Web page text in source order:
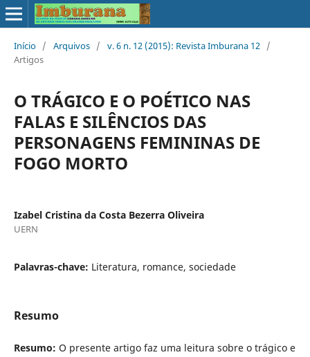
Início / Arquivos / v. 6 n. 12 (2015): Revista Imburana 12 /
Artigos
O TRÁGICO E O POÉTICO NAS
FALAS E SILÊNCIOS DAS
PERSONAGENS FEMININAS DE
FOGO MORTO
Izabel Cristina da Costa Bezerra Oliveira
UERN
Palavras-chave: Literatura, romance, sociedade
Resumo
Resumo: O presente artigo faz uma leitura sobre o trágico e